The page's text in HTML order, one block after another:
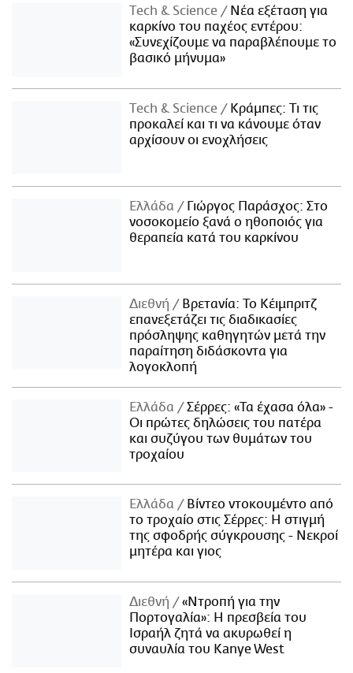
Τech & Science
Νέα εξέταση για
καρκίνο του παχέος εντέρου:
«Συνεχίζουμε να παραβλέπουμε το
βασικό μήνυμα»
Τech & Science
Κράμπες: Τι τις
προκαλεί και τι να κάνουμε όταν
αρχίσουν οι ενοχλήσεις
Ελλάδα
Γιώργος Παράσχος: Στο
νοσοκομείο ξανά ο ηθοποιός για
θεραπεία κατά του καρκίνου
Διεθνή
Βρετανία: Το Κέιμπριτζ
επανεξετάζει τις διαδικασίες
πρόσληψης καθηγητών μετά την
παραίτηση διδάσκοντα για
λογοκλοπή
Ελλάδα
Σέρρες: «Τα έχασα όλα» -
Οι πρώτες δηλώσεις του πατέρα
και συζύγου των θυμάτων του
τροχαίου
Ελλάδα
Βίντεο ντοκουμέντο από
το τροχαίο στις Σέρρες: Η στιγμή
της σφοδρής σύγκρουσης - Νεκροί
μητέρα και γιος
Διεθνή
«Ντροπή για την
Πορτογαλία»: Η πρεσβεία του
Ισραήλ ζητά να ακυρωθεί η
συναυλία του Kanye West